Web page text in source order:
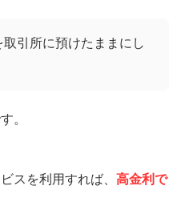
取引所に預けたままにし
。
スを利用すれば、 高金利で